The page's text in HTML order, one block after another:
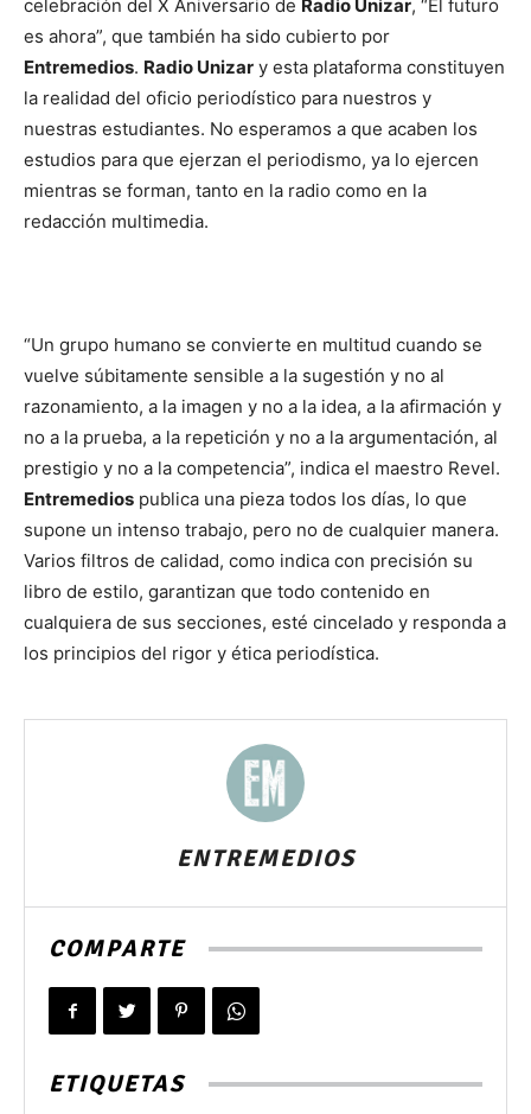
celebración del X Aniversario de Radio Unizar, “El futuro
es ahora”, que también ha sido cubierto por
Entremedios. Radio Unizar y esta plataforma constituyen
la realidad del oficio periodístico para nuestros y
nuestras estudiantes. No esperamos a que acaben los
estudios para que ejerzan el periodismo, ya lo ejercen
mientras se forman, tanto en la radio como en la
redacción multimedia.
“Un grupo humano se convierte en multitud cuando se
vuelve súbitamente sensible a la sugestión y no al
razonamiento, a la imagen y no a la idea, a la afirmación y
no a la prueba, a la repetición y no a la argumentación, al
prestigio y no a la competencia”, indica el maestro Revel.
Entremedios publica una pieza todos los días, lo que
supone un intenso trabajo, pero no de cualquier manera.
Varios filtros de calidad, como indica con precisión su
libro de estilo, garantizan que todo contenido en
cualquiera de sus secciones, esté cincelado y responda a
los principios del rigor y ética periodística.
ENTREMEDIOS
COMPARTE
ETIQUETAS